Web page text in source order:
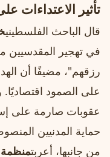
تأثير الاعتداءات
قال الباحث الفلسطيني
في تهجير المقدسيين
رزقهم"، مضيفًا أن
على الصمود
عقوبات صارمة على
حماية المدنيين
من جانبها، أعربتمنظمة